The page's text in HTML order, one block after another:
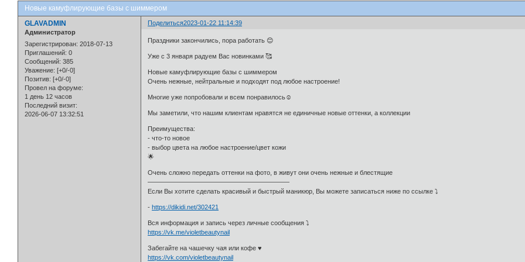
Новые камуфлирующие базы с шиммером
Поделиться2023-01-22 11:14:39
GLAVADMIN
Администратор
Зарегистрирован: 2018-07-13
Приглашений: 0
Сообщений: 385
Уважение: [+0/-0]
Позитив: [+0/-0]
Провел на форуме:
1 день 12 часов
Последний визит:
2026-06-07 13:32:51
Праздники закончились, пора работать 😊
Уже с 3 января радуем Вас новинками 🥰
Новые камуфлирующие базы с шиммером
Очень нежные, нейтральные и подходят под любое настроение!
Многие уже попробовали и всем понравилось☺
Мы заметили, что нашим клиентам нравятся не единичные новые оттенки, а коллекции
Преимущества:
- что-то новое
- выбор цвета на любое настроение/цвет кожи
🌟
Очень сложно передать оттенки на фото, в живут они очень нежные и блестящие
——————————————————————
Если Вы хотите сделать красивый и быстрый маникюр, Вы можете записаться ниже по ссылке ⤵
-https://dikidi.net/302421
Вся информация и запись через личные сообщения ⤵
https://vk.me/violetbeautynail
Забегайте на чашечку чая или кофе ♥
https://vk.com/violetbeautynail